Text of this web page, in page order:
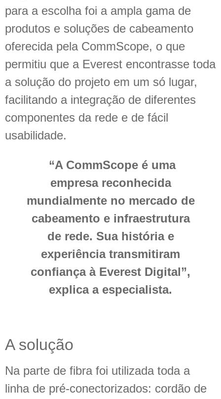
para a escolha foi a ampla gama de
produtos e soluções de cabeamento
oferecida pela CommScope, o que
permitiu que a Everest encontrasse toda
a solução do projeto em um só lugar,
facilitando a integração de diferentes
componentes da rede e de fácil
usabilidade.
“A CommScope é uma
empresa reconhecida
mundialmente no mercado de
cabeamento e infraestrutura
de rede. Sua história e
experiência transmitiram
confiança à Everest Digital”,
explica a especialista.
A solução
Na parte de fibra foi utilizada toda a
linha de pré-conectorizados: cordão de